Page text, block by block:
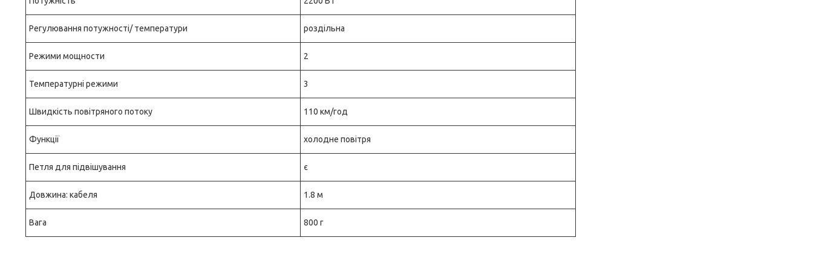
Регулювання потужності/ температури роздільна
Режими мощности 2
Температурні режими 3
Швидкість повітряного потоку 110 км/год
Функції холодне повітря
Петля для підвішування є
Довжина: кабеля 1.8 м
Вага 800 г